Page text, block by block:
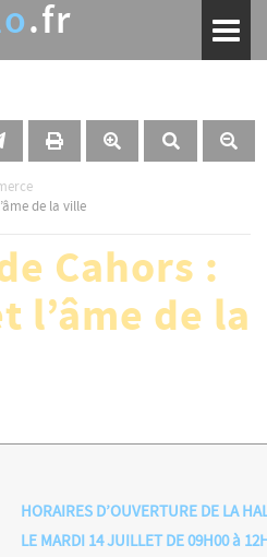
.fr
de la ville
Cahors :
l’âme de la
HORAIRES D’OUVERTURE DE LA
LE MARDI 14 JUILLET DE 09H00 à